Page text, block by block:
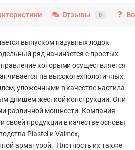
Отзывы 0
выпуском надувных лодок
ряд начинается с простых
которыми осуществляется
на высокотехнологичных
уложенными в качестве настила
днищем жесткой конструкции. Они
различной мощности. Компания
своей продукции в качестве основы
Plastel и Valmex,
арматурой. Плотность их также